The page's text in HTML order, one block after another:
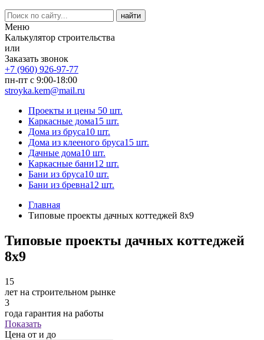
Меню
Калькулятор строительства
или
Заказать звонок
+7 (960) 926-97-77
пн-пт с 9:00-18:00
stroyka.kem@mail.ru
Проекты и цены 50 шт.
Каркасные дома15 шт.
Дома из бруса10 шт.
Дома из клееного бруса15 шт.
Дачные дома10 шт.
Каркасные бани12 шт.
Бани из бруса10 шт.
Бани из бревна12 шт.
Главная
Типовые проекты дачных коттеджей 8x9
Типовые проекты дачных коттеджей
8x9
15
лет на строительном рынке
3
года гарантия на работы
Показать
Цена от и до